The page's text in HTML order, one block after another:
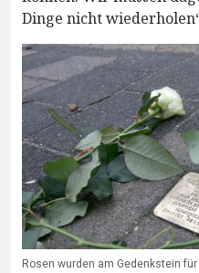
Dinge nicht
Rosen wurden am Gedenkstein